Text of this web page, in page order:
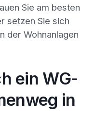
Sie am besten
setzen Sie sich
der Wohnanlagen
ein WG-
in